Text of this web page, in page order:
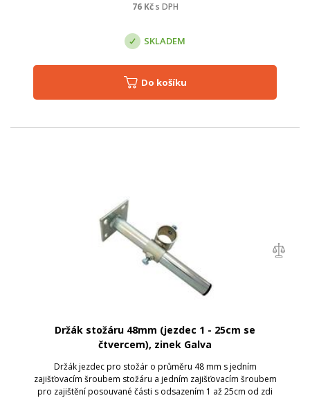
76Kč s DPH
SKLADEM
Do košíku
Držák stožáru 48mm (jezdec 1 - 25cm se
čtvercem), zinek Galva
Držák jezdec pro stožár o průměru 48 mm s jedním
zajišťovacím šroubem stožáru a jedním zajišťovacím šroubem
pro zajištění posouvané části s odsazením 1 až 25cm od zdi